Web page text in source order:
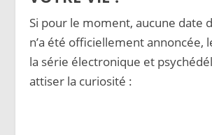
Si pour le moment, aucune date
n’a été officiellement annoncée,
la série électronique et
attiser la curiosité :